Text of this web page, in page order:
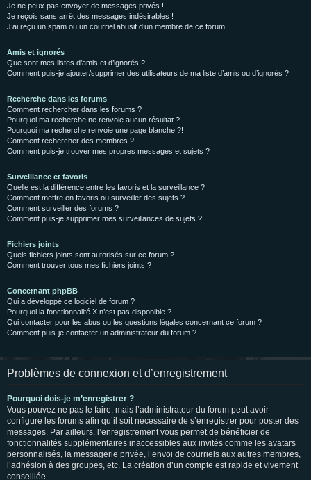
Je ne peux pas envoyer de messages privés !
Je reçois sans arrêt des messages indésirables !
J’ai reçu un spam ou un courriel abusif d’un membre de ce forum !
Amis et ignorés
Que sont mes listes d’amis et d’ignorés ?
Comment puis-je ajouter/supprimer des utilisateurs de ma liste d’amis ou d’ignorés ?
Recherche dans les forums
Comment rechercher dans les forums ?
Pourquoi ma recherche ne renvoie aucun résultat ?
Pourquoi ma recherche renvoie une page blanche ?!
Comment rechercher des membres ?
Comment puis-je trouver mes propres messages et sujets ?
Surveillance et favoris
Quelle est la différence entre les favoris et la surveillance ?
Comment mettre en favoris ou surveiller des sujets ?
Comment surveiller des forums ?
Comment puis-je supprimer mes surveillances de sujets ?
Fichiers joints
Quels fichiers joints sont autorisés sur ce forum ?
Comment trouver tous mes fichiers joints ?
Concernant phpBB
Qui a développé ce logiciel de forum ?
Pourquoi la fonctionnalité X n’est pas disponible ?
Qui contacter pour les abus ou les questions légales concernant ce forum ?
Comment puis-je contacter un administrateur du forum ?
Problèmes de connexion et d’enregistrement
Pourquoi dois-je m’enregistrer ?
Vous pouvez ne pas le faire, mais l’administrateur du forum peut avoir
configuré les forums afin qu’il soit nécessaire de s’enregistrer pour poster des
messages. Par ailleurs, l’enregistrement vous permet de bénéficier de
fonctionnalités supplémentaires inaccessibles aux invités comme les avatars
personnalisés, la messagerie privée, l’envoi de courriels aux autres membres,
l’adhésion à des groupes, etc. La création d’un compte est rapide et vivement
conseillée.